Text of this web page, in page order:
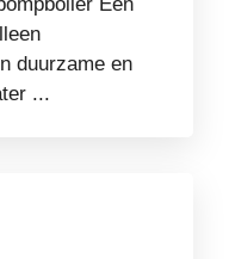
duurzame en
...